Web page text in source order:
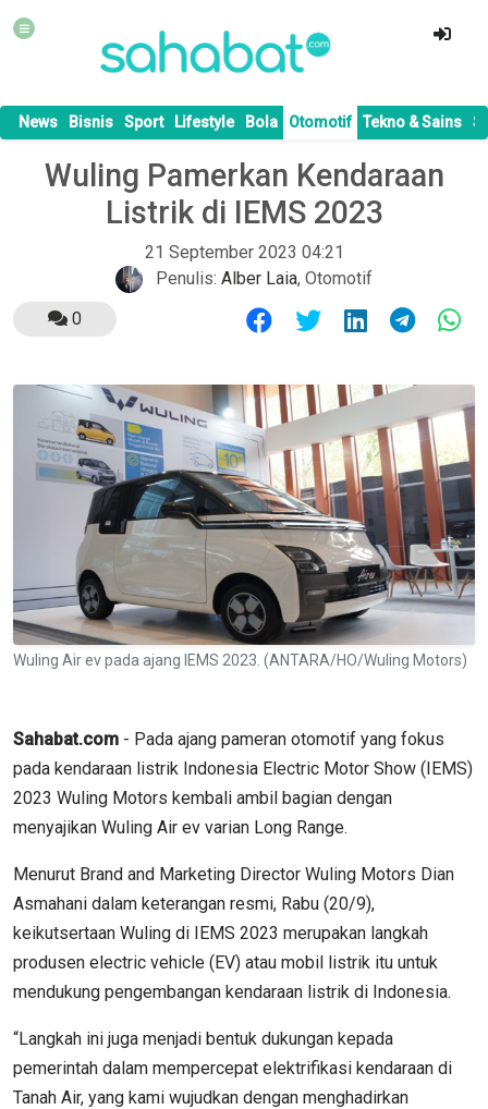
News Bisnis Sport Lifestyle Bola Otomotif Tekno & Sains
Wuling Pamerkan Kendaraan
Listrik di IEMS 2023
21 September 2023 04:21
Penulis: Alber Laia, Otomotif
0
Wuling Air ev pada ajang IEMS 2023. (ANTARA/HO/Wuling Motors)
Sahabat.com - Pada ajang pameran otomotif yang fokus
pada kendaraan listrik Indonesia Electric Motor Show (IEMS)
2023 Wuling Motors kembali ambil bagian dengan
menyajikan Wuling Air ev varian Long Range.
Menurut Brand and Marketing Director Wuling Motors Dian
Asmahani dalam keterangan resmi, Rabu (20/9),
keikutsertaan Wuling di IEMS 2023 merupakan langkah
produsen electric vehicle (EV) atau mobil listrik itu untuk
mendukung pengembangan kendaraan listrik di Indonesia.
“Langkah ini juga menjadi bentuk dukungan kepada
pemerintah dalam mempercepat elektrifikasi kendaraan di
Tanah Air, yang kami wujudkan dengan menghadirkan